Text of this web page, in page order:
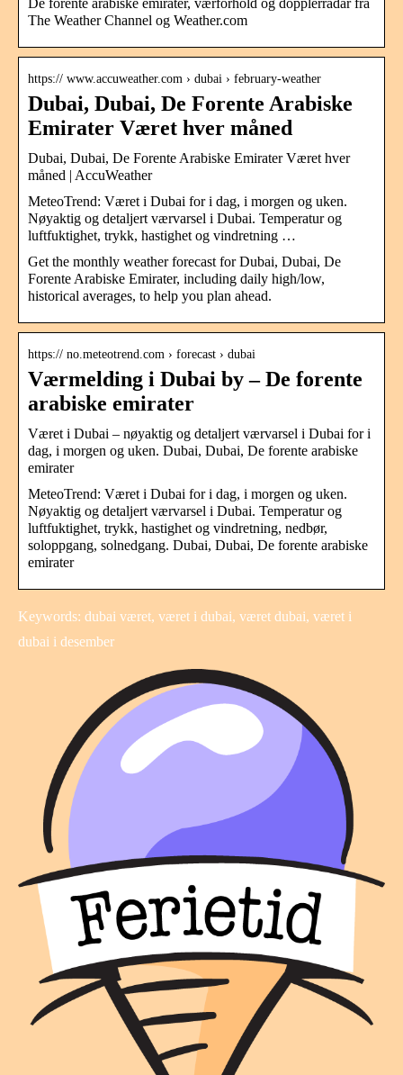
The Weather Channel og Weather.com
https:// www.accuweather.com › dubai › february-weather
Dubai, Dubai, De Forente Arabiske
Emirater Været hver måned
Dubai, Dubai, De Forente Arabiske Emirater Været hver
måned | AccuWeather
MeteoTrend: Været i Dubai for i dag, i morgen og uken.
Nøyaktig og detaljert værvarsel i Dubai. Temperatur og
luftfuktighet, trykk, hastighet og vindretning …
Get the monthly weather forecast for Dubai, Dubai, De
Forente Arabiske Emirater, including daily high/low,
historical averages, to help you plan ahead.
https:// no.meteotrend.com › forecast › dubai
Værmelding i Dubai by – De forente
arabiske emirater
Været i Dubai – nøyaktig og detaljert værvarsel i Dubai for i
dag, i morgen og uken. Dubai, Dubai, De forente arabiske
emirater
MeteoTrend: Været i Dubai for i dag, i morgen og uken.
Nøyaktig og detaljert værvarsel i Dubai. Temperatur og
luftfuktighet, trykk, hastighet og vindretning, nedbør,
soloppgang, solnedgang. Dubai, Dubai, De forente arabiske
emirater
Keywords: dubai været, været i dubai, været dubai, været i
dubai i desember